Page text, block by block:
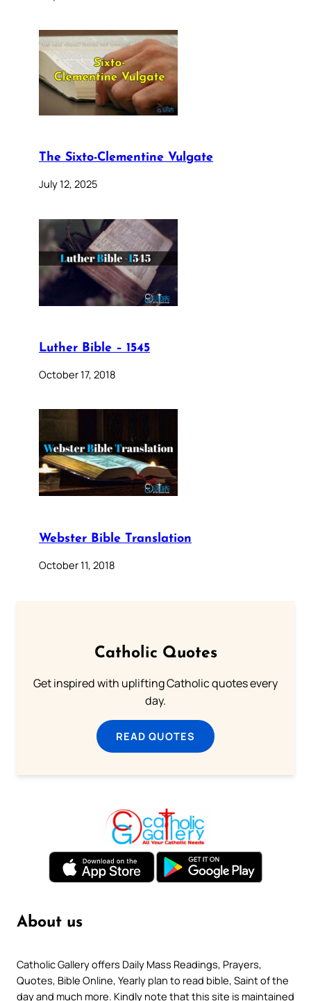
The Sixto-Clementine Vulgate
July 12, 2025
Luther Bible – 1545
October 17, 2018
Webster Bible Translation
October 11, 2018
Catholic Quotes
Get inspired with uplifting Catholic quotes every
day.
READ QUOTES
About us
Catholic Gallery offers Daily Mass Readings, Prayers,
Quotes, Bible Online, Yearly plan to read bible, Saint of the
day and much more. Kindly note that this site is maintained